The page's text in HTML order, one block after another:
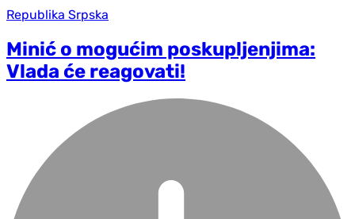
Republika Srpska
Minić o mogućim poskupljenjima:
Vlada će reagovati!